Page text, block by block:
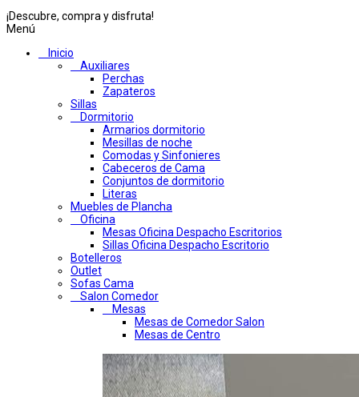
¡Descubre, compra y disfruta!
Menú
Inicio
Auxiliares
Perchas
Zapateros
Sillas
Dormitorio
Armarios dormitorio
Mesillas de noche
Comodas y Sinfonieres
Cabeceros de Cama
Conjuntos de dormitorio
Literas
Muebles de Plancha
Oficina
Mesas Oficina Despacho Escritorios
Sillas Oficina Despacho Escritorio
Botelleros
Outlet
Sofas Cama
Salon Comedor
Mesas
Mesas de Comedor Salon
Mesas de Centro